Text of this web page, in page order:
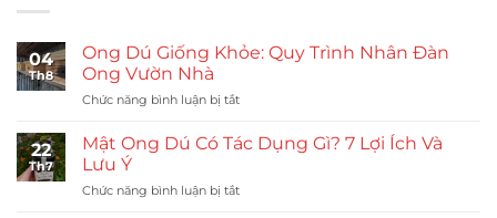
04
Th8
Ong Dú Giống Khỏe: Quy Trình Nhân Đàn
Ong Vườn Nhà
Chức năng bình luận bị tắtở
Dú
Quy
22
Th7
Mật Ong Dú Có Tác Dụng Gì? 7 Lợi Ích Và
Lưu Ý
Chức năng bình luận bị tắtở